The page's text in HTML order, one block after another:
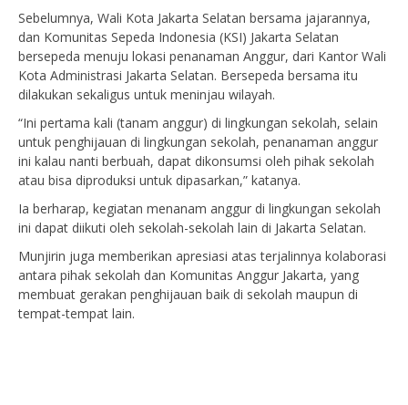
Sebelumnya, Wali Kota Jakarta Selatan bersama jajarannya,
dan Komunitas Sepeda Indonesia (KSI) Jakarta Selatan
bersepeda menuju lokasi penanaman Anggur, dari Kantor Wali
Kota Administrasi Jakarta Selatan. Bersepeda bersama itu
dilakukan sekaligus untuk meninjau wilayah.
“Ini pertama kali (tanam anggur) di lingkungan sekolah, selain
untuk penghijauan di lingkungan sekolah, penanaman anggur
ini kalau nanti berbuah, dapat dikonsumsi oleh pihak sekolah
atau bisa diproduksi untuk dipasarkan,” katanya.
Ia berharap, kegiatan menanam anggur di lingkungan sekolah
ini dapat diikuti oleh sekolah-sekolah lain di Jakarta Selatan.
Munjirin juga memberikan apresiasi atas terjalinnya kolaborasi
antara pihak sekolah dan Komunitas Anggur Jakarta, yang
membuat gerakan penghijauan baik di sekolah maupun di
tempat-tempat lain.